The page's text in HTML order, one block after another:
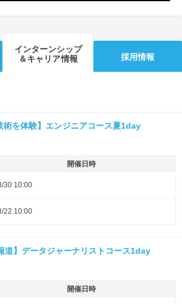
インターンシップ
＆キャリア情報
採用情報
術を体験】エンジニアコース夏1day
開催日時
30 10:00
22 10:00
道】データジャーナリストコース1day
開催日時